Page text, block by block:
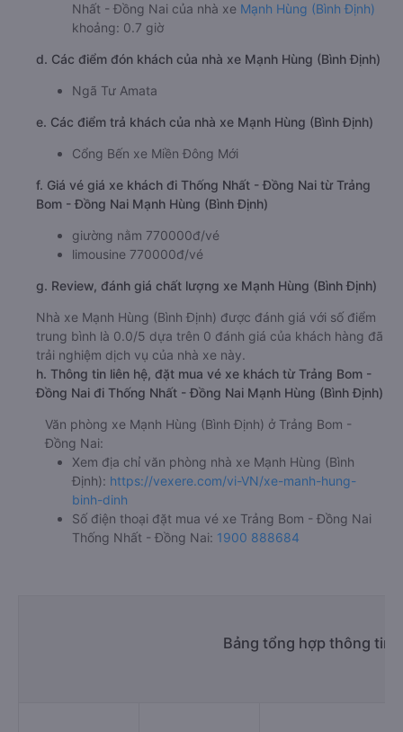
c. Lộ trình, giờ khởi hành và giờ kết thúc của xe khách
Mạnh Hùng (Bình Định)
Giờ xuất phát ở Trảng Bom - Đồng Nai: 08:05
Giờ đến nơi ở Thống Nhất - Đồng Nai: 8:47
Thời gian chạy từ Trảng Bom - Đồng Nai đi Thống
khoảng: 0.7 giờ
d. Các điểm đón khách của nhà xe Mạnh Hùng (Bình Định)
Ngã Tư Amata
e. Các điểm trả khách của nhà xe Mạnh Hùng (Bình Định)
f. Giá vé giá xe khách đi Thống Nhất - Đồng Nai từ Trảng
Bom - Đồng Nai Mạnh Hùng (Bình Định)
giường nằm 770000đ/vé
limousine 770000đ/vé
g. Review, đánh giá chất lượng xe Mạnh Hùng (Bình Định)
h. Thông tin liên hệ, đặt mua vé xe khách từ Trảng Bom -
Đồng Nai đi Thống Nhất - Đồng Nai Mạnh Hùng (Bình Định)